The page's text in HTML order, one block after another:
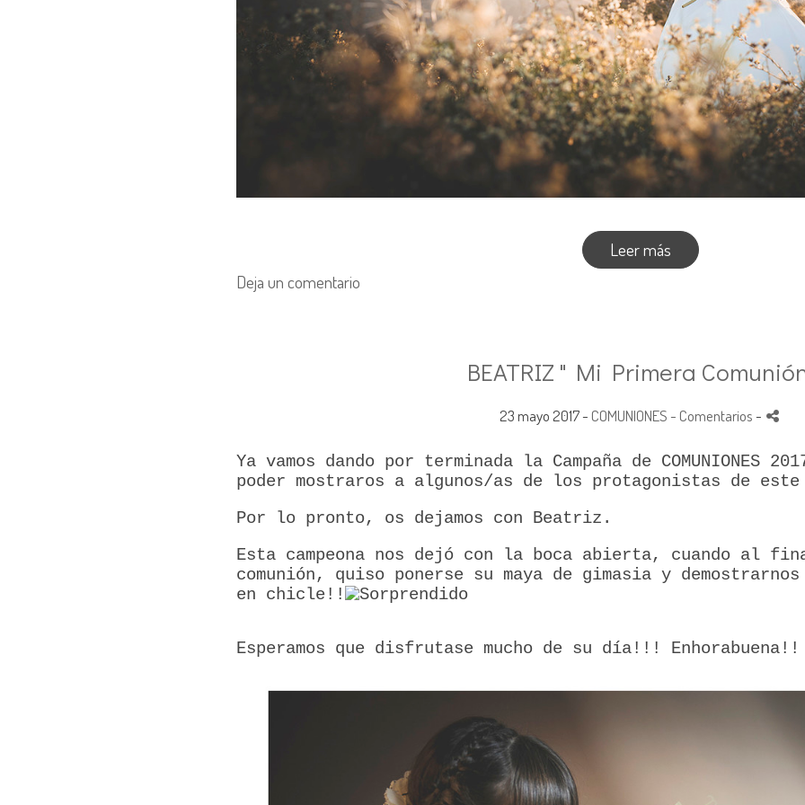
Leer más
Deja un comentario
BEATRIZ " Mi Primera
23 mayo 2017 - COMUNIONES - Comentarios-
Ya vamos dando por terminada la Campaña de COMUNIONES
poder mostraros a algunos/as de los protagonistas de
Por lo pronto, os dejamos con Beatriz.
Esta campeona nos dejó con la boca abierta, cuando al
comunión, quiso ponerse su maya de gimasia y
en chicle!!
Esperamos que disfrutase mucho de su día!!! Enhorabuena!!